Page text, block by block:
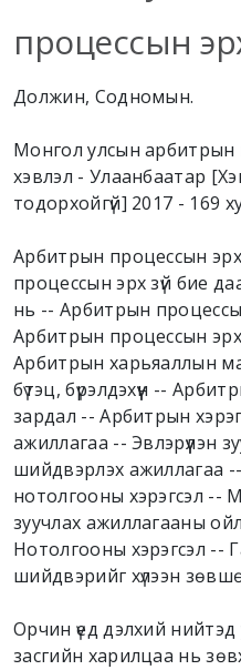
процессын
Должин, Содномын.
Монгол улсын арбитрын
хэвлэл - Улаанбаатар
тодорхойгүй] 2017 - 169
Арбитрын процессын эрх
процессын эрх зүй бие
нь -- Арбитрын
Арбитрын процессын эрх
Арбитрын харьяаллын
бүтэц, бүрэлдэхүүн --
зардал -- Арбитрын
ажиллагаа -- Эвлэрүүлэн
шийдвэрлэх ажиллагаа
нотолгооны хэрэгсэл --
зуучлах ажиллагааны
Нотолгооны хэрэгсэл --
шийдвэрийг хүлээн
Орчин үед дэлхий
засгийн харилцаа нь